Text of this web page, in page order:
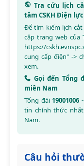
Tra cứu lịch
tâm CSKH Điện
Để tìm kiếm lịch
cập trang web của
https://
cung cấp điện" ->
xem.
Gọi đến Tổng
miền Nam
Tổng đài 19001006
tin chính thức nhất
Nam.
Câu hỏi